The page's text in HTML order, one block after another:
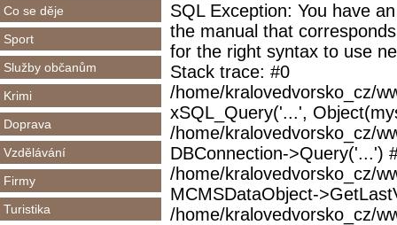
Co se děje
Sport
Služby občanům
Krimi
Doprava
Vzdělávání
Firmy
Turistika
SQL Exception: You have
the manual that
for the right syntax to use
Stack trace: #0
/home/kralovedvorsko_cz/
xSQL_Query('...',
/home/kralovedvorsko_cz/
DBConnection->Query('...')
/home/kralovedvorsko_cz/
MCMSDataObject-
/home/kralovedvorsko_cz/